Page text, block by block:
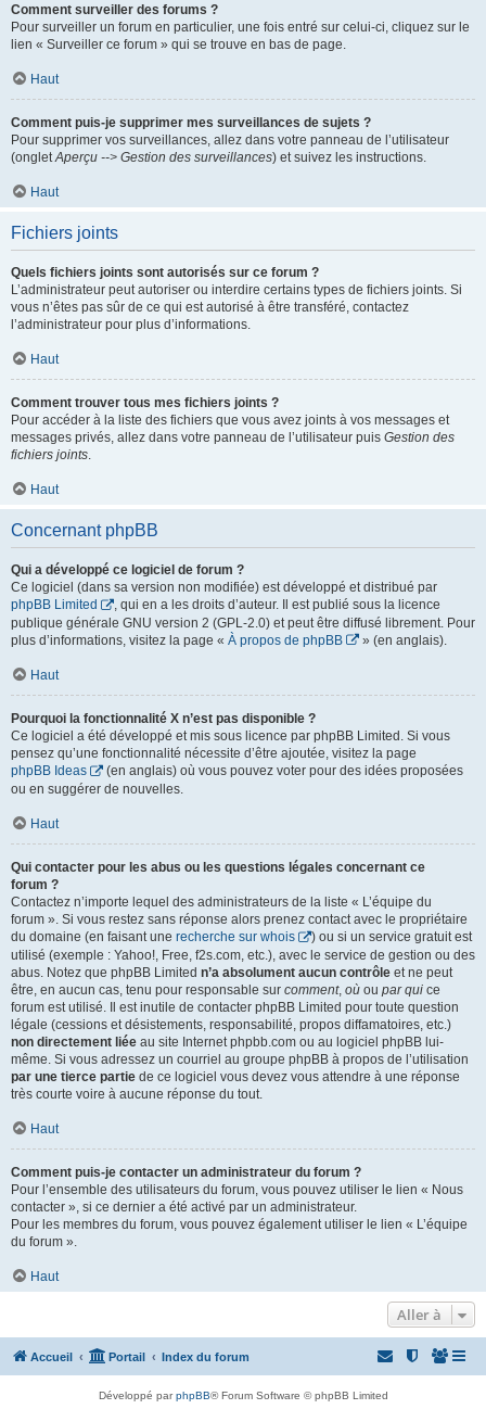
Comment surveiller des forums ?
Pour surveiller un forum en particulier, une fois entré sur celui-ci, cliquez sur le
lien « Surveiller ce forum » qui se trouve en bas de page.
Haut
Comment puis-je supprimer mes surveillances de sujets ?
Pour supprimer vos surveillances, allez dans votre panneau de l’utilisateur
(ongletAperçu --> Gestion des surveillances) et suivez les instructions.
Haut
Fichiers joints
Quels fichiers joints sont autorisés sur ce forum ?
L’administrateur peut autoriser ou interdire certains types de fichiers joints. Si
vous n’êtes pas sûr de ce qui est autorisé à être transféré, contactez
l’administrateur pour plus d’informations.
Haut
Comment trouver tous mes fichiers joints ?
Pour accéder à la liste des fichiers que vous avez joints à vos messages et
messages privés, allez dans votre panneau de l’utilisateur puis Gestion des
fichiers joints.
Haut
Concernant phpBB
Qui a développé ce logiciel de forum ?
Ce logiciel (dans sa version non modifiée) est développé et distribué par
phpBB Limited
, qui en a les droits d’auteur. Il est publié sous la licence
publique générale GNU version 2 (GPL-2.0) et peut être diffusé librement. Pour
plus d’informations, visitez la page « À propos de phpBB » (en anglais).
Haut
Pourquoi la fonctionnalité X n’est pas disponible ?
Ce logiciel a été développé et mis sous licence par phpBB Limited. Si vous
pensez qu’une fonctionnalité nécessite d’être ajoutée, visitez la page
phpBB Ideas
(en anglais) où vous pouvez voter pour des idées proposées
ou en suggérer de nouvelles.
Haut
Qui contacter pour les abus ou les questions légales concernant ce
forum ?
Contactez n’importe lequel des administrateurs de la liste « L’équipe du
forum ». Si vous restez sans réponse alors prenez contact avec le propriétaire
du domaine (en faisant une recherche sur whois
) ou si un service gratuit est
utilisé (exemple : Yahoo!, Free, f2s.com, etc.), avec le service de gestion ou des
abus. Notez que phpBB Limited n’a absolument aucun contrôle et ne peut
être, en aucun cas, tenu pour responsable sur comment, où ou par qui ce
forum est utilisé. Il est inutile de contacter phpBB Limited pour toute question
légale (cessions et désistements, responsabilité, propos diffamatoires, etc.)
non directement liée au site Internet phpbb.com ou au logiciel phpBB lui-
même. Si vous adressez un courriel au groupe phpBB à propos de l’utilisation
par une tierce partie de ce logiciel vous devez vous attendre à une réponse
très courte voire à aucune réponse du tout.
Haut
Comment puis-je contacter un administrateur du forum ?
Pour l’ensemble des utilisateurs du forum, vous pouvez utiliser le lien « Nous
contacter », si ce dernier a été activé par un administrateur.
Pour les membres du forum, vous pouvez également utiliser le lien « L’équipe
du forum ».
Haut
Aller à
Accueil Portail Index du forum
Développé parphpBB® Forum Software © phpBB Limited